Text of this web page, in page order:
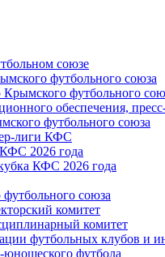
союзе
футбольного союза
футбольного
обеспечения,
футбольного союза
лиги КФС
2026 года
КФС 2026 года
союза
комитет
комитет
футбольных клубов и
юношеского футбола